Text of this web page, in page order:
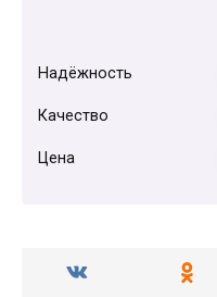
Надёжность
Качество
Цена